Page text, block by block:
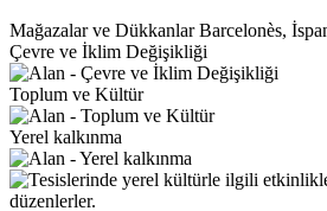
Mağazalar ve Dükkanlar Barcelonès,
Çevre ve İklim Değişikliği
Toplum ve Kültür
Yerel kalkınma